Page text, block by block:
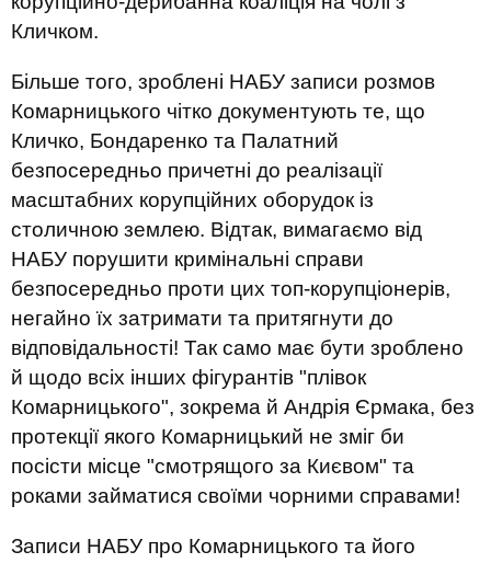
Кличком.
Більше того, зроблені НАБУ записи розмов
Комарницького чітко документують те, що
Кличко, Бондаренко та Палатний
безпосередньо причетні до реалізації
масштабних корупційних оборудок із
столичною землею. Відтак, вимагаємо від
НАБУ порушити кримінальні справи
безпосередньо проти цих топ-корупціонерів,
негайно їх затримати та притягнути до
відповідальності! Так само має бути зроблено
й щодо всіх інших фігурантів "плівок
Комарницького", зокрема й Андрія Єрмака, без
протекції якого Комарницький не зміг би
посісти місце "смотрящого за Києвом" та
роками займатися своїми чорними справами!
Записи НАБУ про Комарницького та його